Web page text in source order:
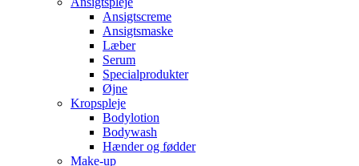
Ansigtscreme
Ansigtsmaske
Læber
Serum
Specialprodukter
Øjne
Kropspleje
Bodylotion
Bodywash
Hænder og fødder
Make-up